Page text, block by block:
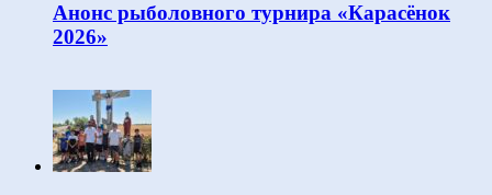
Анонс рыболовного турнира «Карасёнок
2026»